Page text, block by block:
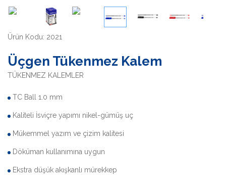
Ürün Kodu: 2021
Üçgen Tükenmez Kalem
TÜKENMEZ KALEMLER
TC Ball 1.0 mm
Kaliteli İsviçre yapımı nikel-gümüş uç
Mükemmel yazım ve çizim kalitesi
Döküman kullanımına uygun
Ekstra düşük akışkanlı mürekkep